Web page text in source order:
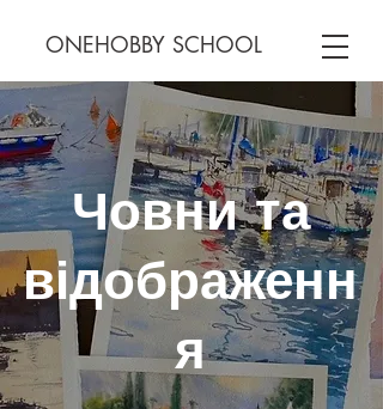
ONEHOBBY SCHOOL
Човни та
відображенн
я